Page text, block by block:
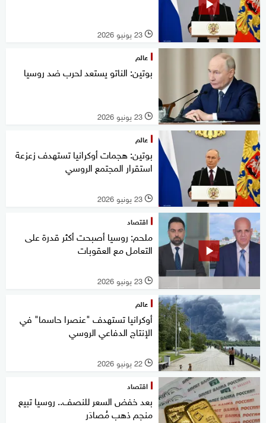
l 23 يونيو 2026
عالم
بوتين: الناتو يستعد لحرب ضد روسيا
l 23 يونيو 2026
عالم
بوتين: هجمات أوكرانيا تستهدف زعزعة
استقرار المجتمع الروسي
l 23 يونيو 2026
اقتصاد
ملحم: روسيا أصبحت أكثر قدرة على
التعامل مع العقوبات
l 23 يونيو 2026
عالم
أوكرانيا تستهدف "عنصرا حاسما" في
الإنتاج الدفاعي الروسي
l 22 يونيو 2026
اقتصاد
بعد خفض السعر للنصف.. روسيا تبيع
منجم ذهب مُصادَر